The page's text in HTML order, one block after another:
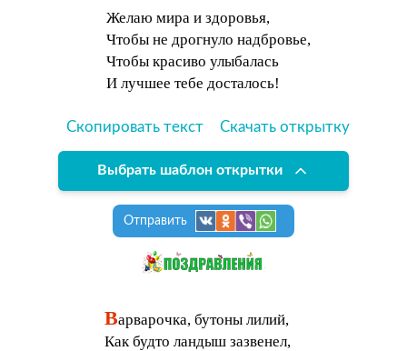
Желаю мира и здоровья,
Чтобы не дрогнуло надбровье,
Чтобы красиво улыбалась
И лучшее тебе досталось!
Скопировать текст Скачать открытку
Выбрать шаблон открытки
Отправить
Варварочка, бутоны лилий,
Как будто ландыш зазвенел,